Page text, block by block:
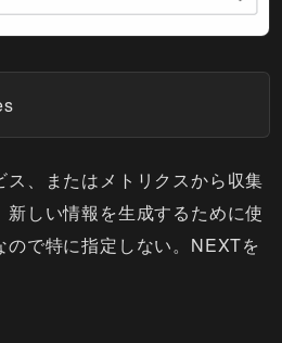
、またはメトリクスから収集
しい情報を生成するために使
ので特に指定しない。NEXTを